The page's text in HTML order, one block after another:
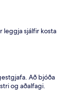
sjálfir kosta
Að bjóða
og aðalfagi.